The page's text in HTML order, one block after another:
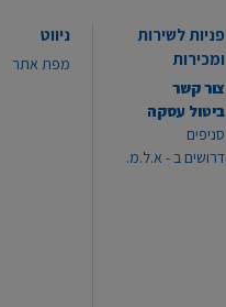
פניות לשירות
ומכירות
צור קשר
ביטול עסקה
סניפים
דרושים ב - א.ל.מ.
ניווט
מפת אתר